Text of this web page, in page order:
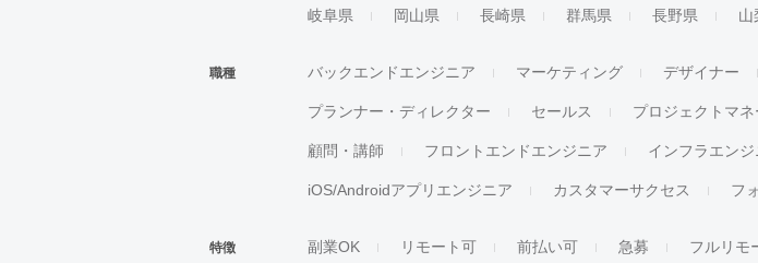
岐阜県 岡山県 長崎県 群馬県 長野県 山
職種 バックエンドエンジニア マーケティング デザイナー
プランナー・ディレクター セールス プロジェクトマ
顧問・講師 フロントエンドエンジニア インフラエンジ
iOS/Androidアプリエンジニア カスタマーサクセス フ
特徴 副業OK リモート可 前払い可 急募 フルリモ